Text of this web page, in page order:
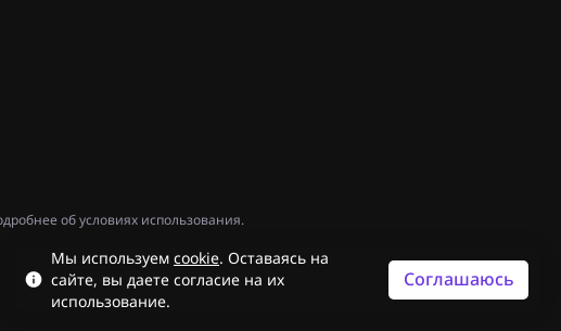
об условиях использования.
Мы используем cookie. Оставаясь на
сайте, вы даете согласие на их
использование.
Соглашаюсь